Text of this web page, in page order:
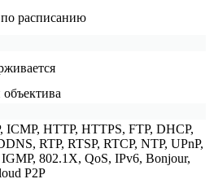
расписанию
объектива
ICMP, HTTP, HTTPS, FTP, DHCP,
RTP, RTSP, RTCP, NTP, UPnP,
IGMP, 802.1X, QoS, IPv6, Bonjour,
P2P